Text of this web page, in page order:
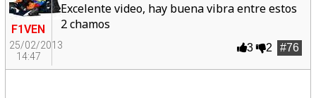
F1VEN
25/02/2013
14:47
Excelente video, hay buena vibra entre estos
2 chamos
#76
3 2